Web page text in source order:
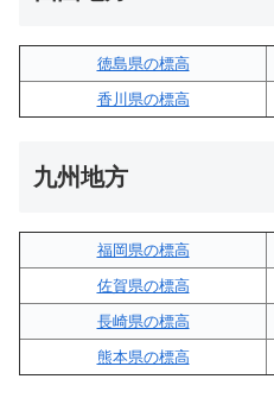
徳島県の標高
香川県の標高
九州地方
福岡県の標高
佐賀県の標高
長崎県の標高
熊本県の標高